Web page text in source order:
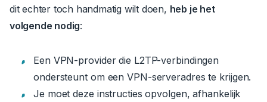
dit echter toch handmatig wilt doen, heb je het
volgende nodig:
Een VPN-provider die L2TP-verbindingen
ondersteunt om een VPN-serveradres te krijgen.
Je moet deze instructies opvolgen, afhankelijk